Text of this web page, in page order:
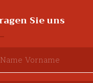
Sie uns